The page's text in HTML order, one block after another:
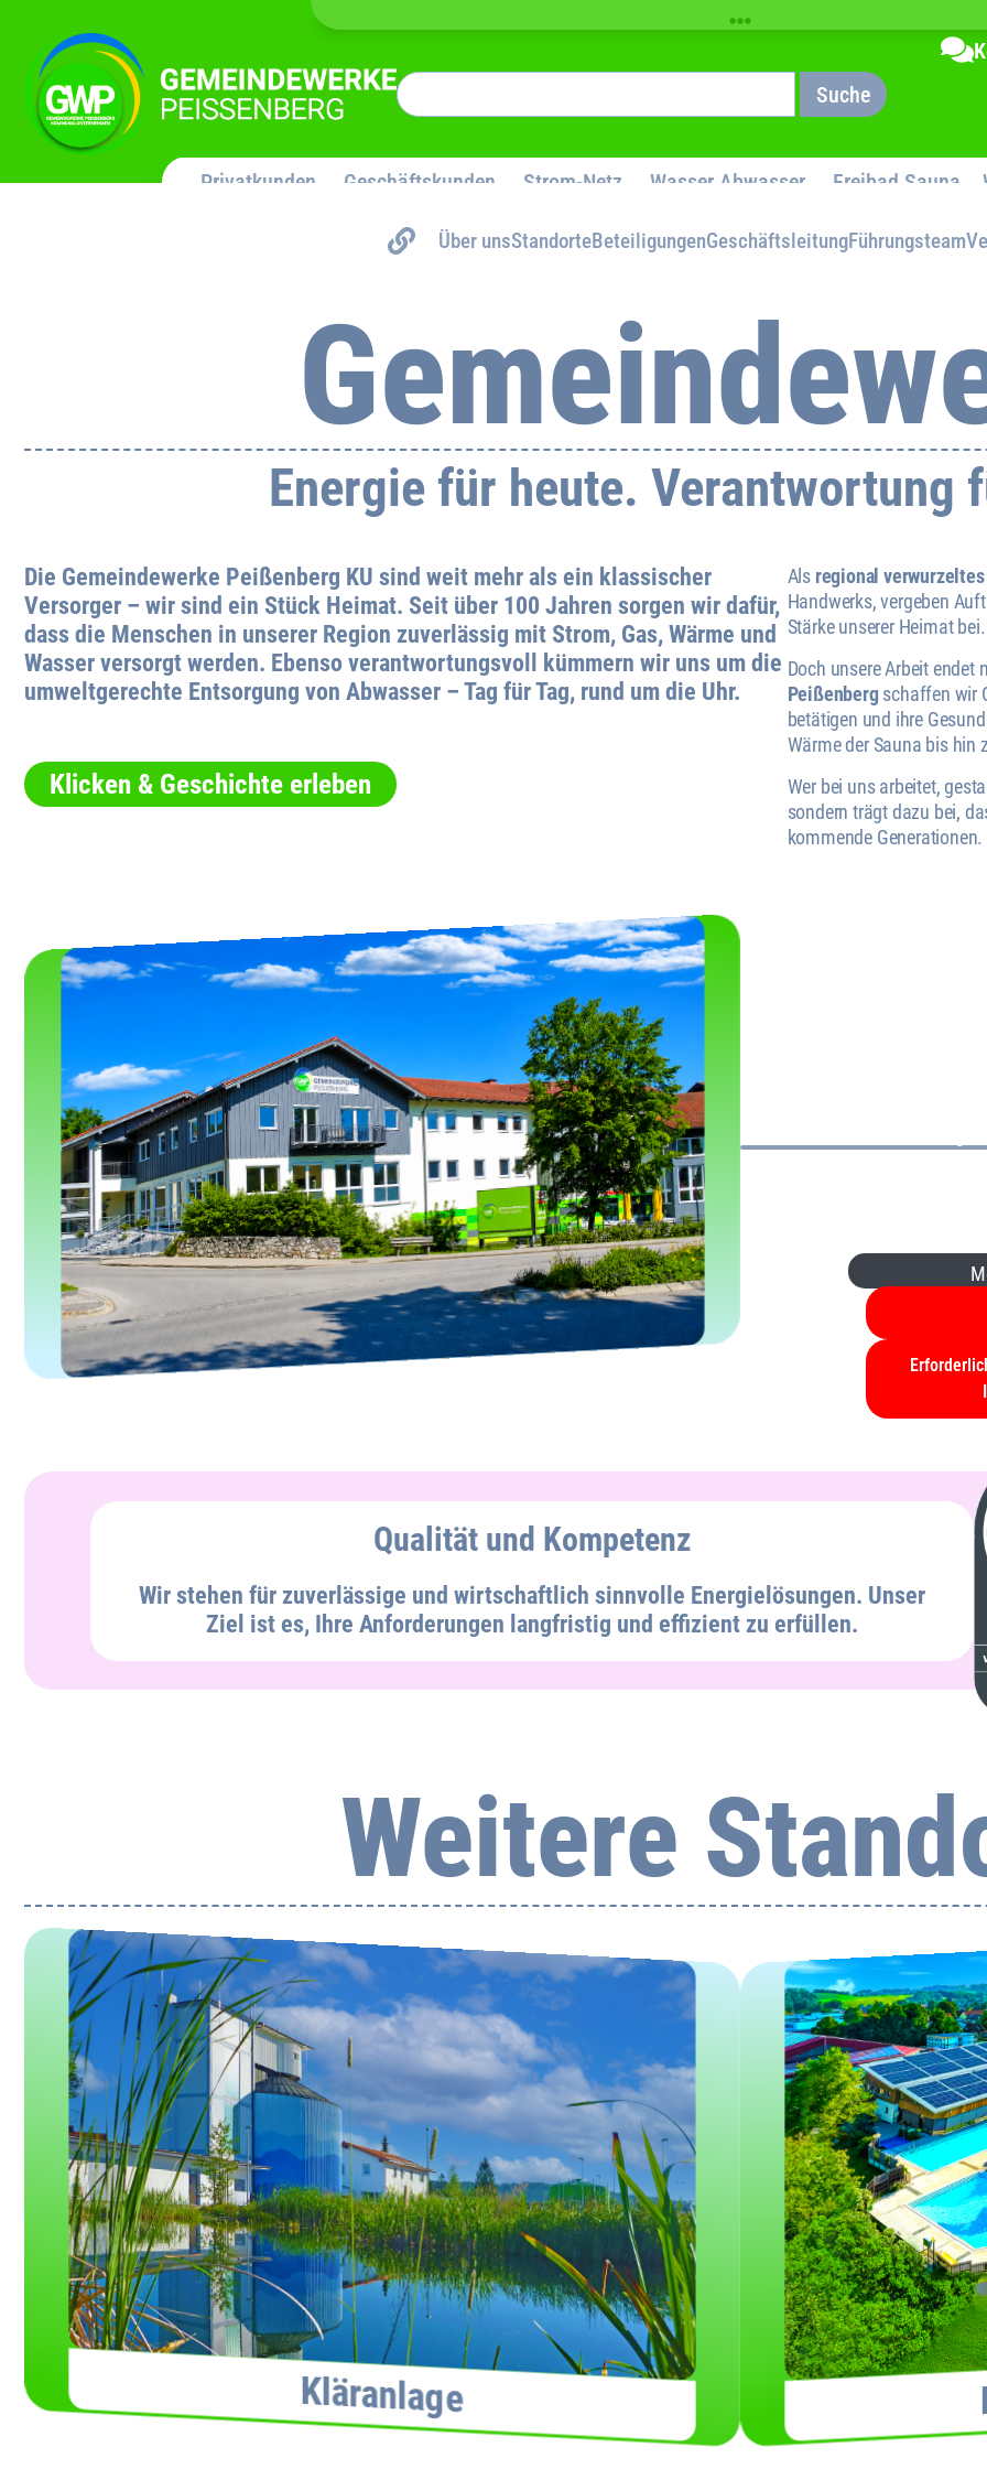
Suche
Privatkunden Geschäftskunden Strom-Netz Wasser Abwasser Freibad Sauna
Über unsStandorteBeteiligungenGeschäftsleitungFührungsteam
Energie für heute. Verantwortung
Die Gemeindewerke Peißenberg KU sind weit mehr als ein klassischer
Versorger – wir sind ein Stück Heimat. Seit über 100 Jahren sorgen wir dafür,
dass die Menschen in unserer Region zuverlässig mit Strom, Gas, Wärme und
Wasser versorgt werden. Ebenso verantwortungsvoll kümmern wir uns um die
umweltgerechte Entsorgung von Abwasser – Tag für Tag, rund um die Uhr.
Klicken & Geschichte erleben
Als regional
Handwerks, vergeben
Stärke unserer Heimat bei.
Doch unsere Arbeit
Peißenberg schaffen wir
betätigen und ihre
Wärme der Sauna bis hin
Wer bei uns arbeitet,
sondern trägt dazu bei,
kommende Generationen.
Qualität und Kompetenz
Wir stehen für zuverlässige und wirtschaftlich sinnvolle Energielösungen. Unser
Ziel ist es, Ihre Anforderungen langfristig und effizient zu erfüllen.
Weitere
Kläranlage